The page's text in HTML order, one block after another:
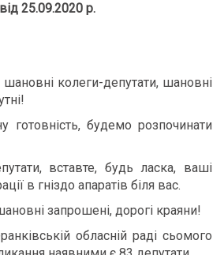
від 25.09.2020 р.
колеги-депутати, шановні
готовність, будемо розпочинати
вставте, будь ласка, ваші
в гніздо апаратів біля вас.
запрошені, дорогі краяни!
обласній раді сьомого